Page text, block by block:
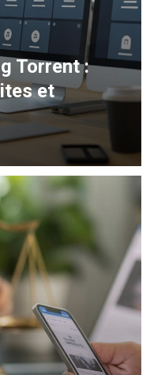
Torrent :
et